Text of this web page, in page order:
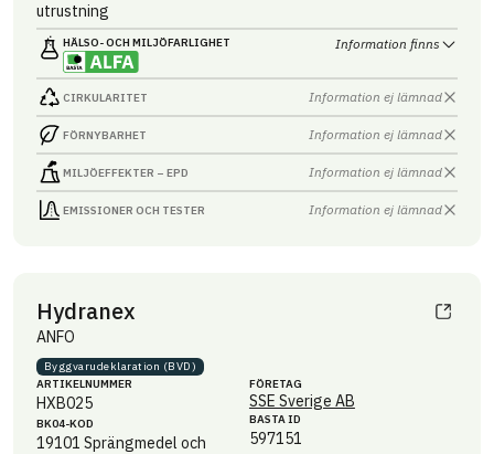
utrustning
HÄLSO- OCH MILJÖ­FARLIGHET Information finns
CIRKULARITET Information ej lämnad
FÖRNYBARHET Information ej lämnad
MILJÖEFFEKTER – EPD Information ej lämnad
EMISSIONER OCH TESTER Information ej lämnad
Hydranex
ANFO
Byggvaru­deklaration (BVD)
ARTIKEL­NUMMER
HXB025
BK04-KOD
19101 Sprängmedel och
FÖRETAG
SSE Sverige AB
BASTA ID
597151